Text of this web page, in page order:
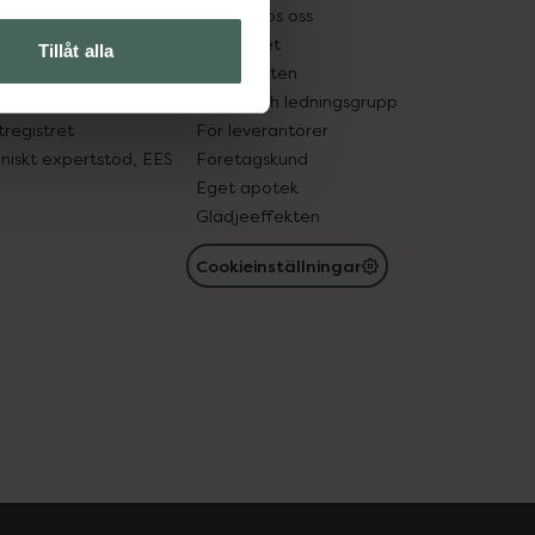
Tillåt alla
expertstöd, EES
Jobba hos oss
Hållbarhet
Samarbeten
Ägare och ledningsgrupp
För leverantörer
Företagskund
Eget apotek
Glädjeeffekten
Cookieinställningar